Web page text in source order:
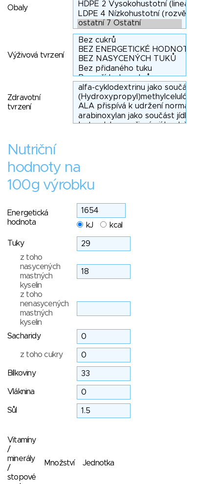
Obaly
Výživová tvrzení
Zdravotní
tvrzení
Nutriční
hodnoty na
100g výrobku
Energetická
hodnota
kJ kcal
Tuky
z toho
nasycených
mastných
kyselin
z toho
nenasycených
mastných
kyselin
Sacharidy
z toho cukry
Bílkoviny
Vláknina
Sůl
Vitamíny
/
minerály
/
stopové
Množství Jednotka